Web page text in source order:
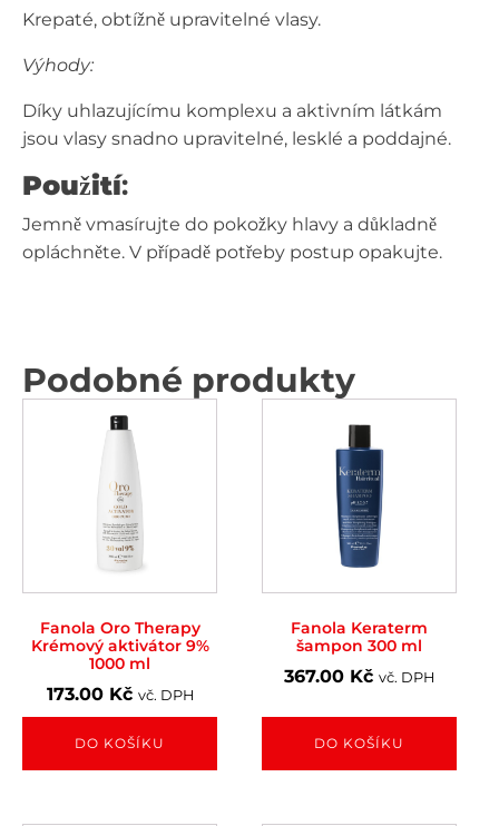
Krepaté, obtížně upravitelné vlasy.
Výhody:
Díky uhlazujícímu komplexu a aktivním látkám
jsou vlasy snadno upravitelné, lesklé a poddajné.
Použití:
Jemně vmasírujte do pokožky hlavy a důkladně
opláchněte. V případě potřeby postup opakujte.
Podobné produkty
Fanola Oro Therapy
Krémový aktivátor 9%
1000 ml
173.00 Kč vč. DPH
DO KOŠÍKU
Fanola Keraterm
šampon 300 ml
367.00 Kč vč. DPH
DO KOŠÍKU